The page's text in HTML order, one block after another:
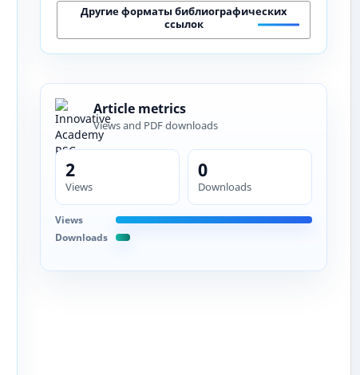
Другие форматы библиографических
ссылок
Article metrics
Views and PDF downloads
2
Views
0
Downloads
Views
Downloads